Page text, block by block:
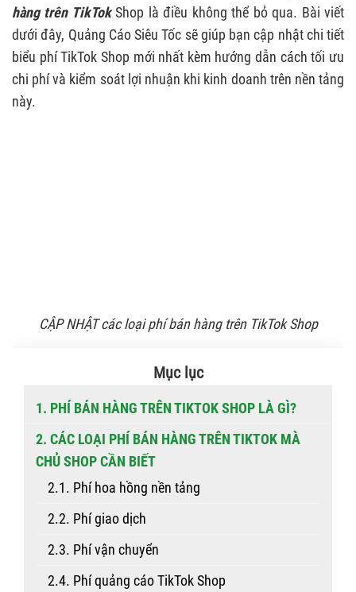
hàng trên TikTokShop là điều không thể bỏ qua. Bài viết
dưới đây, Quảng Cáo Siêu Tốc sẽ giúp bạn cập nhật chi tiết
biểu phí TikTok Shop mới nhất kèm hướng dẫn cách tối ưu
chi phí và kiểm soát lợi nhuận khi kinh doanh trên nền tảng
này.
CẬP NHẬT các loại phí bán hàng trên TikTok Shop
Mục lục
1. PHÍ BÁN HÀNG TRÊN TIKTOK SHOP LÀ GÌ?
2. CÁC LOẠI PHÍ BÁN HÀNG TRÊN TIKTOK MÀ
CHỦ SHOP CẦN BIẾT
2.1. Phí hoa hồng nền tảng
2.2. Phí giao dịch
2.3. Phí vận chuyển
2.4. Phí quảng cáo TikTok Shop